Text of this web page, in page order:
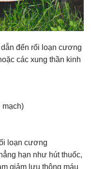
đến rối loạn cương
các xung thần kinh
mạch)
loạn cương
hạn như hút thuốc,
giảm lưu thông máu